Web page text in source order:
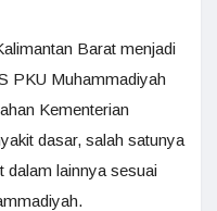
Barat menjadi
PKU Muhammadiyah
Kementerian
dasar, salah satunya
dalam lainnya sesuai